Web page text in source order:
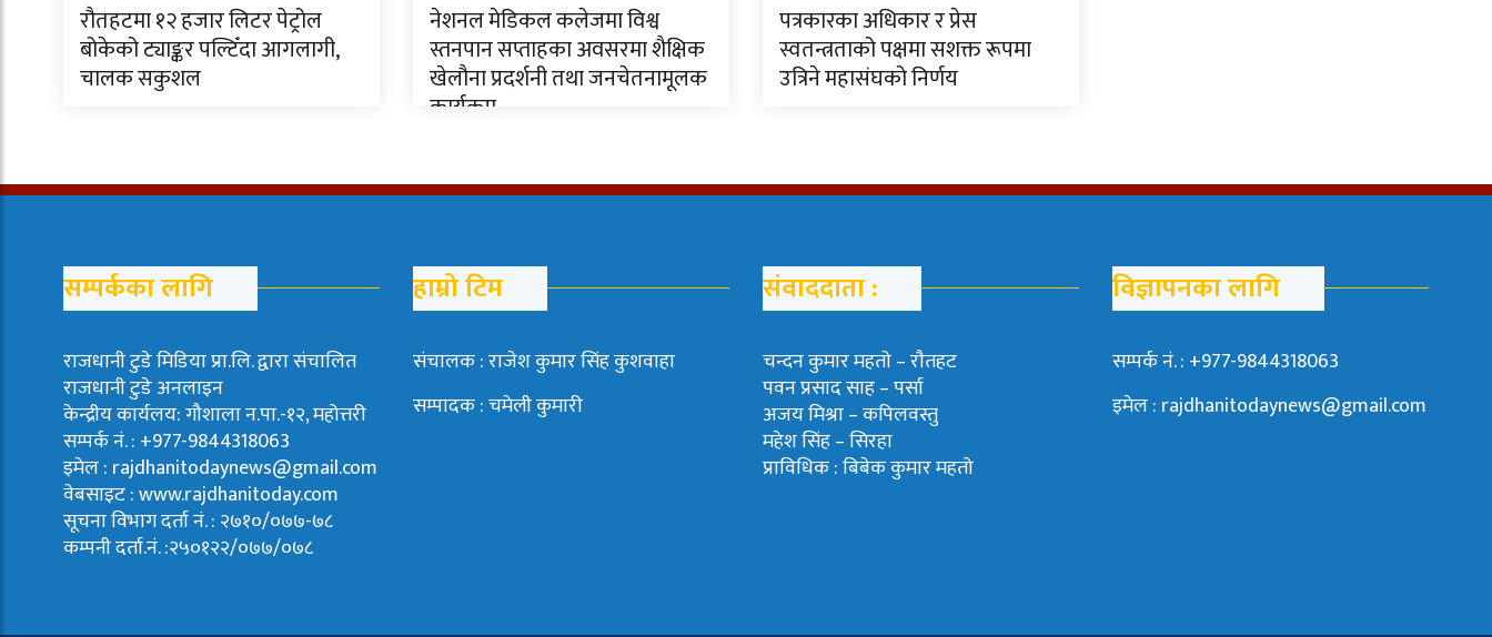
रौतहटमा १२ हजार लिटर पेट्रोल
बोकेको ट्याङ्कर पल्टिँदा आगलागी,
चालक सकुशल
नेशनल मेडिकल कलेजमा विश्व
स्तनपान सप्ताहका अवसरमा शैक्षिक
खेलौना प्रदर्शनी तथा जनचेतनामूलक
कार्यक्रम
पत्रकारका अधिकार र प्रेस
स्वतन्त्रताको पक्षमा सशक्त रूपमा
उत्रिने महासंघको निर्णय
सम्पर्कका लागि
राजधानी टुडे मिडिया प्रा.लि. द्वारा संचालित
राजधानी टुडे अनलाइन
केन्द्रीय कार्यलय: गौशाला न.पा.-१२, महोत्तरी
सम्पर्क नं. : +977-9844318063
इमेल : rajdhanitodaynews@gmail.com
वेबसाइट : www.rajdhanitoday.com
सूचना विभाग दर्ता नं. : २७१०/०७७-७८
कम्पनी दर्ता.नं. :२५०१२२/०७७/०७८
हाम्रो टिम
संचालक : राजेश कुमार सिंह कुशवाहा
सम्पादक : चमेली कुमारी
संवाददाता :
चन्दन कुमार महताे – राैतहट
पवन प्रसाद साह – पर्सा
अजय मिश्रा – कपिलवस्तु
महेश सिंह – सिरहा
प्राविधिक : बिबेक कुमार महतो
विज्ञापनका लागि
सम्पर्क नं. : +977-9844318063
इमेल : rajdhanitodaynews@gmail.com